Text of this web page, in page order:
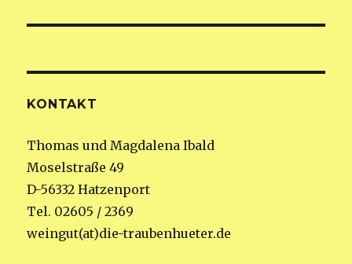
KONTAKT
Thomas und Magdalena Ibald
Moselstraße 49
D-56332 Hatzenport
Tel. 02605 / 2369
weingut(at)die-traubenhueter.de